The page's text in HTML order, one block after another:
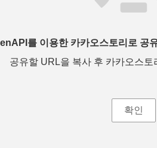
를 이용한 카카오스토리로 공
공유할 URL을 복사 후 카카오스
확인